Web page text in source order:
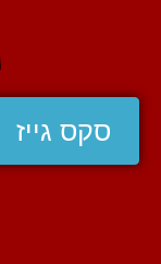
סקס גייז